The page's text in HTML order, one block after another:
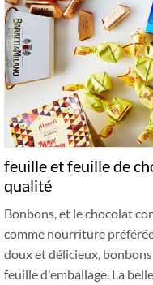
feuille et feuille de
qualité
Bonbons, et le chocolat
comme nourriture
doux et délicieux,
feuille d'emballage. La